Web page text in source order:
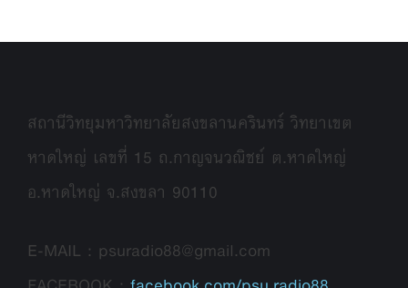
สถานีวิทยุมหาวิทยาลัยสงขลานครินทร์ วิทยาเขต
หาดใหญ่ เลขที่ 15 ถ.กาญจนวณิชย์ ต.หาดใหญ่
อ.หาดใหญ่ จ.สงขลา 90110
E-MAIL : psuradio88@gmail.com